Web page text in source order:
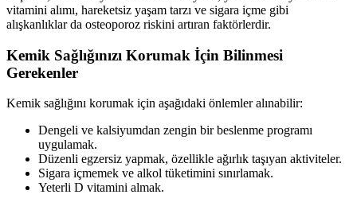
vitamini alımı, hareketsiz yaşam tarzı ve sigara içme gibi
alışkanlıklar da osteoporoz riskini artıran faktörlerdir.
Kemik Sağlığınızı Korumak İçin Bilinmesi
Gerekenler
Kemik sağlığını korumak için aşağıdaki önlemler alınabilir:
Dengeli ve kalsiyumdan zengin bir beslenme programı
uygulamak.
Düzenli egzersiz yapmak, özellikle ağırlık taşıyan aktiviteler.
Sigara içmemek ve alkol tüketimini sınırlamak.
Yeterli D vitamini almak.